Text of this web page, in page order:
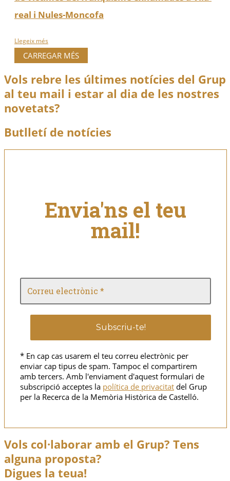
real i Nules-Moncofa
Llegeix més
CARREGAR MÉS
Vols rebre les últimes notícies del Grup
al teu mail i estar al dia de les nostres
novetats?
Butlletí de notícies
Envia'ns el teu
mail!
* En cap cas usarem el teu correu electrònic per
enviar cap tipus de spam. Tampoc el compartirem
amb tercers. Amb l'enviament d'aquest formulari de
subscripció acceptes la política de privacitat del Grup
per la Recerca de la Memòria Històrica de Castelló.
Vols col·laborar amb el Grup? Tens
alguna proposta?
Digues la teua!